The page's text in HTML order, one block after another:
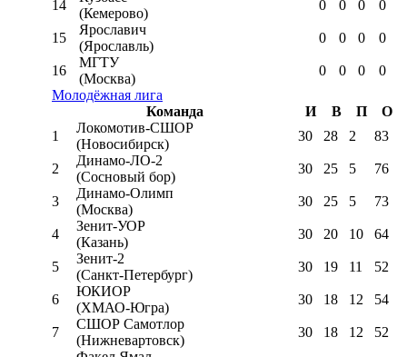
14
(Кемерово)
0 0 0 0
15
Ярославич
(Ярославль)
0 0 0 0
16
МГТУ
(Москва)
0 0 0
0
Молодёжная лига
Команда
И В П
О
1
Локомотив-CШОР
(Новосибирск)
30 28 2 83
2
Динамо-ЛО-2
(Сосновый бор)
30 25 5 76
3
Динамо-Олимп
(Москва)
30 25 5 73
4
Зенит-УОР
(Казань)
30 20 10 64
5
Зенит-2
(Санкт-Петербург)
30 19 11 52
6
ЮКИОР
(ХМАО-Югра)
30 18 12 54
7
СШОР Самотлор
(Нижневартовск)
30 18 12 52